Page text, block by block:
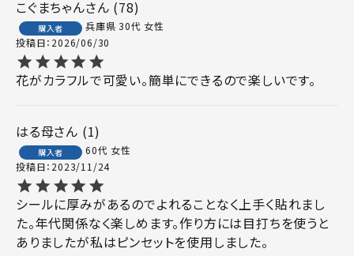
こぐまちゃん 78
購入者 兵庫県 30代 女性
投稿日 2026/06/30
花がカラフルで可愛い。簡単にできるので楽しいです。
はる母 1
購入者 60代 女性
投稿日 2023/11/24
シールに厚みがあるのでよれることなく上手く貼れまし
た。年代関係なく楽しめます。作り方には目打ちを使うと